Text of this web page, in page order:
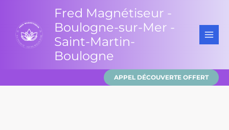
contenu
Fred Magnétiseur -
Boulogne-sur-Mer -
Saint-Martin-
Boulogne
APPEL DÉCOUVERTE OFFERT